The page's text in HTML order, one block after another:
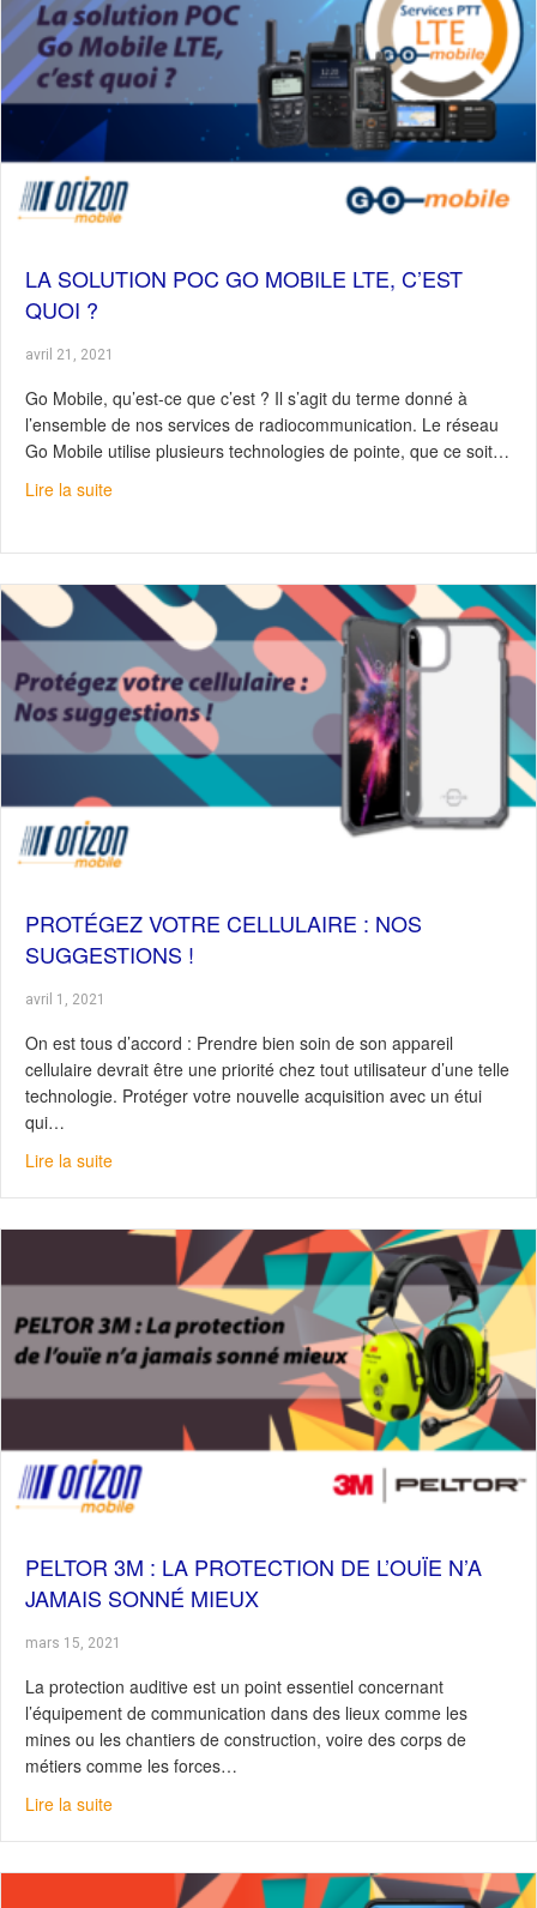
LA SOLUTION POC GO MOBILE LTE, C’EST
QUOI ?
avril 21, 2021
Go Mobile, qu’est-ce que c’est ? Il s’agit du terme donné à
l’ensemble de nos services de radiocommunication. Le réseau
Go Mobile utilise plusieurs technologies de pointe, que ce soit…
Lire la suiteabout La solution POC Go Mobile LTE, c’est quoi ?
PROTÉGEZ VOTRE CELLULAIRE : NOS
SUGGESTIONS !
avril 1, 2021
On est tous d’accord : Prendre bien soin de son appareil
cellulaire devrait être une priorité chez tout utilisateur d’une telle
technologie. Protéger votre nouvelle acquisition avec un étui
qui…
Lire la suiteabout Protégez votre cellulaire : Nos suggestions !
PELTOR 3M : LA PROTECTION DE L’OUÏE N’A
JAMAIS SONNÉ MIEUX
mars 15, 2021
La protection auditive est un point essentiel concernant
l’équipement de communication dans des lieux comme les
mines ou les chantiers de construction, voire des corps de
métiers comme les forces…
Lire la suiteabout PELTOR 3M : La protection de l’ouïe n’a jamais